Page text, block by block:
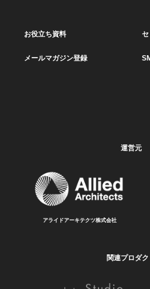
お役立ち資料
メールマガジン登録
運営元
アライドアーキテクツ株式会社
関連プロダク